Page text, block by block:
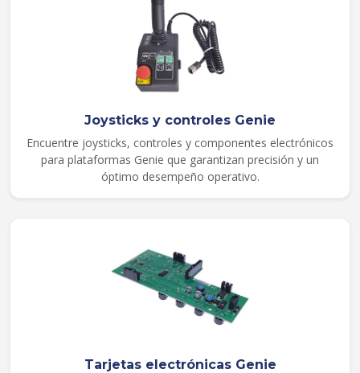
Joysticks y controles Genie
Encuentre joysticks, controles y componentes electrónicos
para plataformas Genie que garantizan precisión y un
óptimo desempeño operativo.
Tarjetas electrónicas Genie